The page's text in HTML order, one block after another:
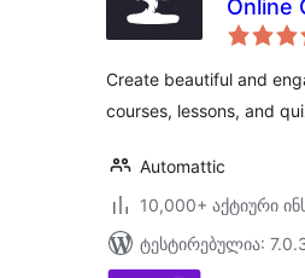
Online
Create beautiful and
courses, lessons, and
Automattic
10,000+ აქტიური
ტესტირებულია: